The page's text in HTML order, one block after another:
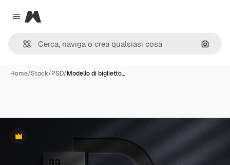
Close menu
Magnific
Cerca
Home/Stock/PSD/Modello di biglietto…
Premium